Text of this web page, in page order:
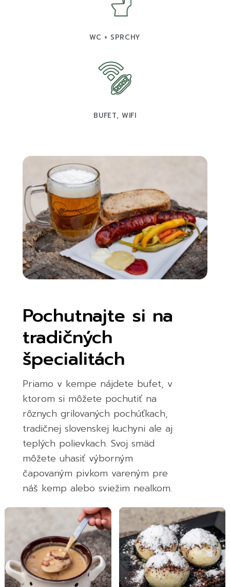
WC + SPRCHY
BUFET, WIFI
Pochutnajte si na
tradičných
špecialitách
Priamo v kempe nájdete bufet, v
ktorom si môžete pochutiť na
rôznych grilovaných pochúťkach,
tradičnej slovenskej kuchyni ale aj
teplých polievkach. Svoj smäd
môžete uhasiť výborným
čapovaným pivkom vareným pre
náš kemp alebo sviežim nealkom.